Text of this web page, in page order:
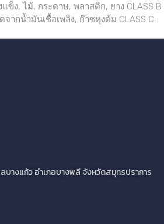
แข็ง, ไม้, กระดาษ, พลาสติก, ยาง CLASS B
ดจากน้ำมันเชื้อเพลิง, ก๊าซหุงต้ม CLASS C :
างแก้ว อำเภอบางพลี จังหวัดสมุทรปราการ